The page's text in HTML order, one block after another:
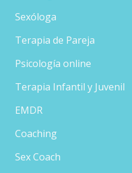
Sexóloga
Terapia de Pareja
Psicología online
Terapia Infantil y Juvenil
EMDR
Coaching
Sex Coach